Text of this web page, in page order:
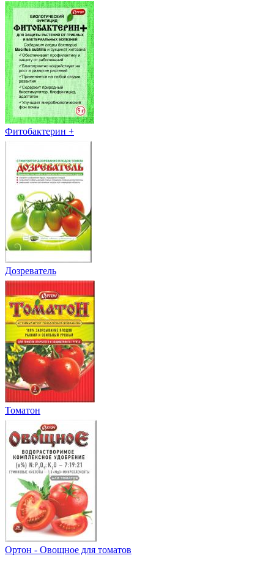
Фитобактерин +
Дозреватель
Томатон
Ортон - Овощное для томатов